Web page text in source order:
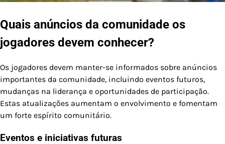
Quais anúncios da comunidade os
jogadores devem conhecer?
Os jogadores devem manter-se informados sobre anúncios
importantes da comunidade, incluindo eventos futuros,
mudanças na liderança e oportunidades de participação.
Estas atualizações aumentam o envolvimento e fomentam
um forte espírito comunitário.
Eventos e iniciativas futuras